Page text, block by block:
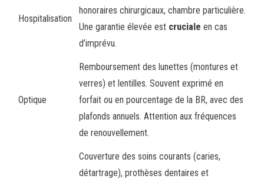
Hospitalisation
honoraires chirurgicaux, chambre particulière.
Une garantie élevée est cruciale en cas
d’imprévu.
Optique
Remboursement des lunettes (montures et
verres) et lentilles. Souvent exprimé en
forfait ou en pourcentage de la BR, avec des
plafonds annuels. Attention aux fréquences
de renouvellement.
Couverture des soins courants (caries,
détartrage), prothèses dentaires et